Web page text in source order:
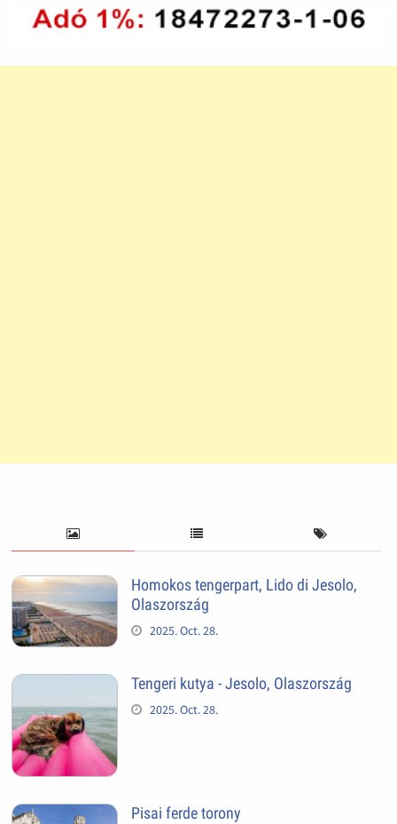
Homokos tengerpart, Lido di Jesolo,
Olaszország
2025. Oct. 28.
Tengeri kutya - Jesolo, Olaszország
2025. Oct. 28.
Pisai ferde torony